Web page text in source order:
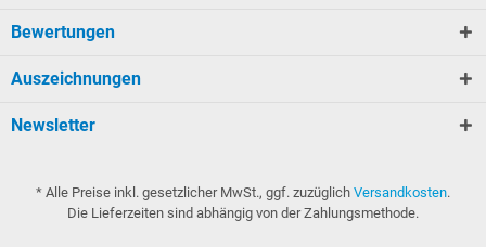
Bewertungen
Auszeichnungen
Newsletter
* Alle Preise inkl. gesetzlicher MwSt., ggf. zuzüglich Versandkosten.
Die Lieferzeiten sind abhängig von der Zahlungsmethode.